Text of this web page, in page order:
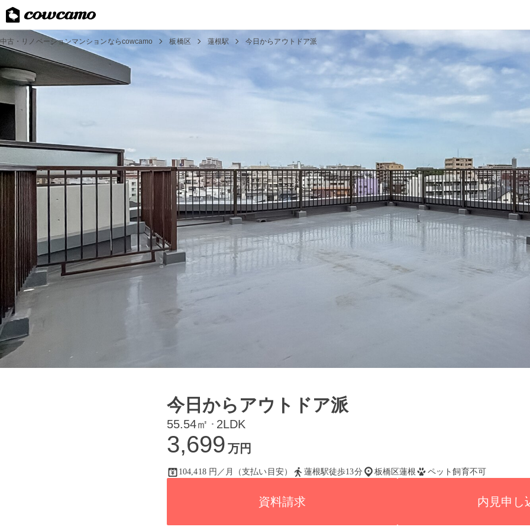
中古・リノベーションマンションならcowcamo 板橋区 蓮根駅 今日からアウトドア派
今日からアウトドア派
55.54㎡ ・ 2LDK
3,699 万円
104,418 円／月（支払い目安） 蓮根駅徒歩13分 板橋区蓮根 ペット飼育不可
資料請求 内見申し